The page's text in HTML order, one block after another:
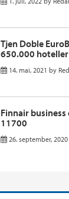
Tjen Doble
650.000 hoteller
14. mai, 2021 by
Finnair
11700
26. september, 2020